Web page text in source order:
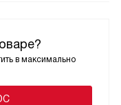
в максимально